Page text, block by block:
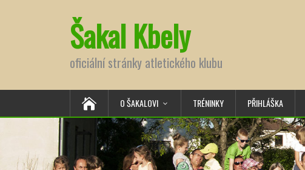
Šakal Kbely
oficiální stránky atletického klubu
O ŠAKALOVI TRÉNINKY PŘIHLÁŠKA